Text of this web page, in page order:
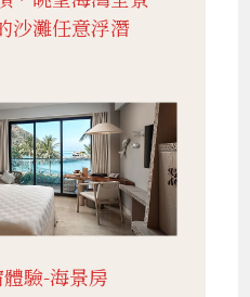
沙灘任意浮潛
驗-海景房